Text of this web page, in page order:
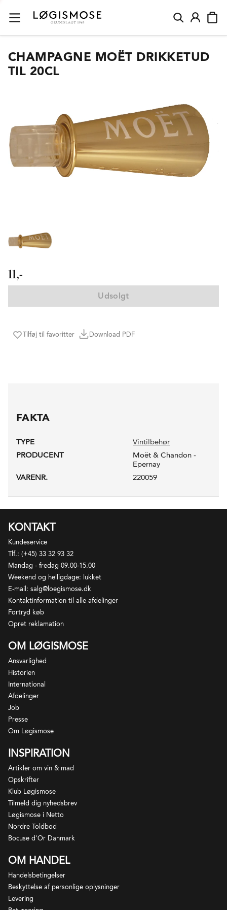
Tilføj til favoritter Download PDF
CHAMPAGNE MOËT DRIKKETUD
TIL 20CL
11,-
Udsolgt
FAKTA
TYPE
Vintilbehør
PRODUCENT
Moët & Chandon -
Epernay
VARENR.
220059
KONTAKT
Kundeservice
Tlf.: (+45) 33 32 93 32
Mandag - fredag 09.00-15.00
Weekend og helligdage: lukket
E-mail: salg@loegismose.dk
Kontaktinformation til alle afdelinger
Fortryd køb
Opret reklamation
OM LØGISMOSE
Ansvarlighed
Historien
International
Afdelinger
Job
Presse
Om Løgismose
INSPIRATION
Artikler om vin & mad
Opskrifter
Klub Løgismose
Tilmeld dig nyhedsbrev
Løgismose i Netto
Nordre Toldbod
Bocuse d'Or Danmark
OM HANDEL
Handelsbetingelser
Beskyttelse af personlige oplysninger
Levering